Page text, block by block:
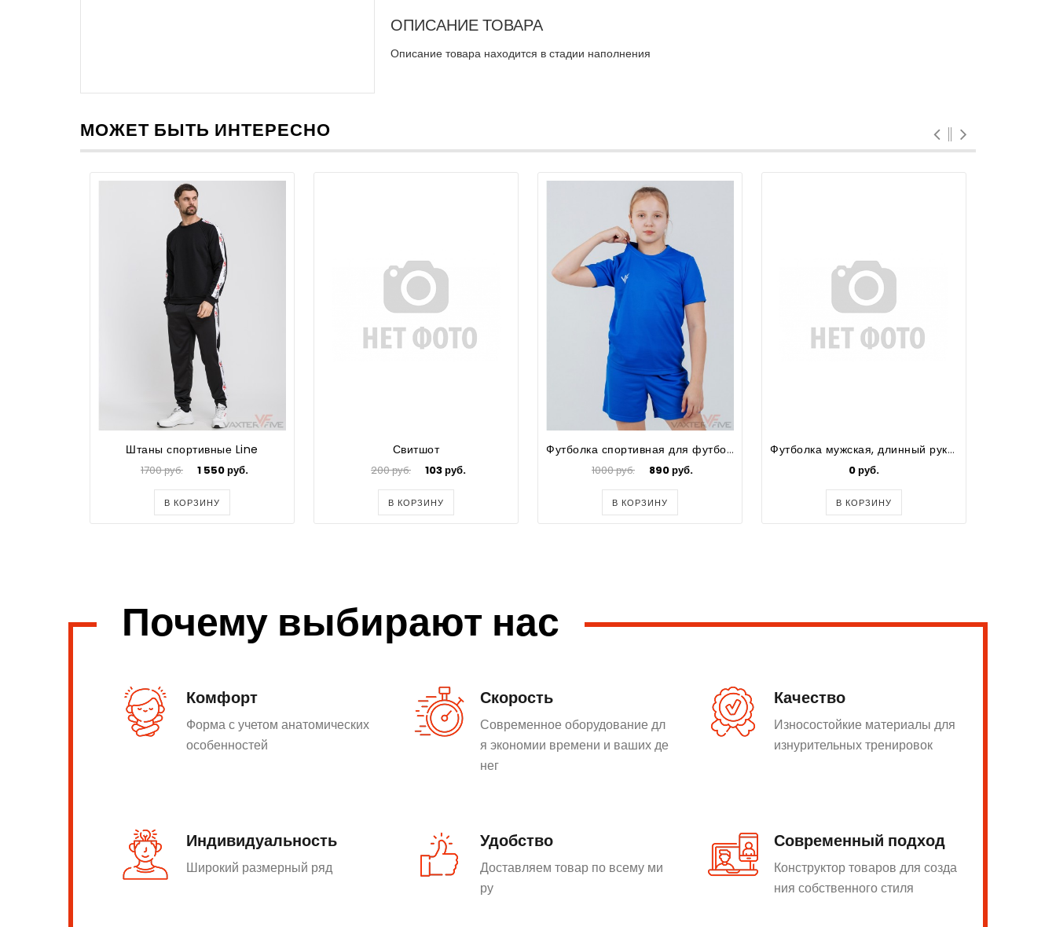
ОПИСАНИЕ ТОВАРА
Описание товара находится в стадии наполнения
МОЖЕТ БЫТЬ ИНТЕРЕСНО
Штаны спортивные Line
1700 руб. 1 550 руб.
В КОРЗИНУ
Свитшот
200 руб. 103 руб.
В КОРЗИНУ
Футболка спортивная для футбола для девочек Prima
1000 руб. 890 руб.
В КОРЗИНУ
Футболка мужская, длинный рукав, цвет черный, термотрансфер р.L
0 руб.
В КОРЗИНУ
Почему выбирают нас
Комфорт
Форма с учетом анатомических
особенностей
Скорость
Современное оборудование дл
я экономии времени и ваших де
нег
Качество
Износостойкие материалы для
изнурительных тренировок
Индивидуальность
Широкий размерный ряд
Удобство
Доставляем товар по всему ми
ру
Современный подход
Конструктор товаров для созда
ния собственного стиля